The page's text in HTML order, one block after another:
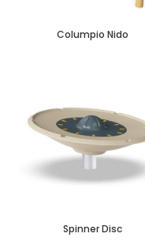
Columpio Nido
Spinner Disc